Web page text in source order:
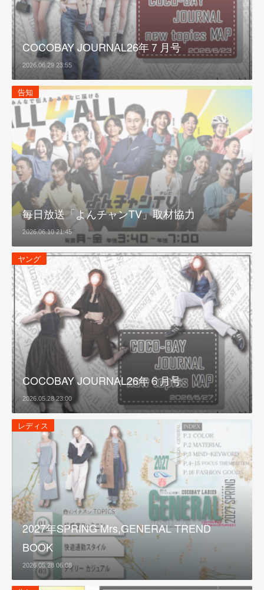
COCOBAY JOURNAL26年７月号
2026.06.29 23:55
告知
毎日放送「よんチャンTV」取材協力
2026.06.10 21:45
ヤング
COCOBAY JOURNAL26年６月号
2026.05.28 23:00
レディス
2027年SPRING Mrs,GENERAL TREND
BOOK
2026.05.28 06:08